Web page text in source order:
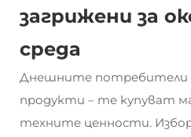
загрижени за
среда
Днешните потребители
продукти – те купуват
техните ценности.